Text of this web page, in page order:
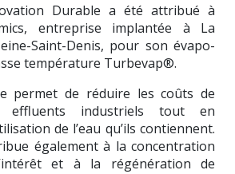
Durable a été attribué à
entreprise implantée à La
Saint-Denis, pour son évapo-
température Turbevap®.
permet de réduire les coûts de
effluents industriels tout en
de l’eau qu’ils contiennent.
également à la concentration
et à la régénération de